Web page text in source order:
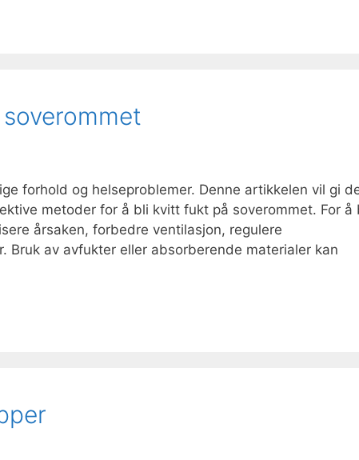
forhold og helseproblemer. Denne artikkelen vil gi
metoder for å bli kvitt fukt på soverommet. For å
årsaken, forbedre ventilasjon, regulere
Bruk av avfukter eller absorberende materialer kan